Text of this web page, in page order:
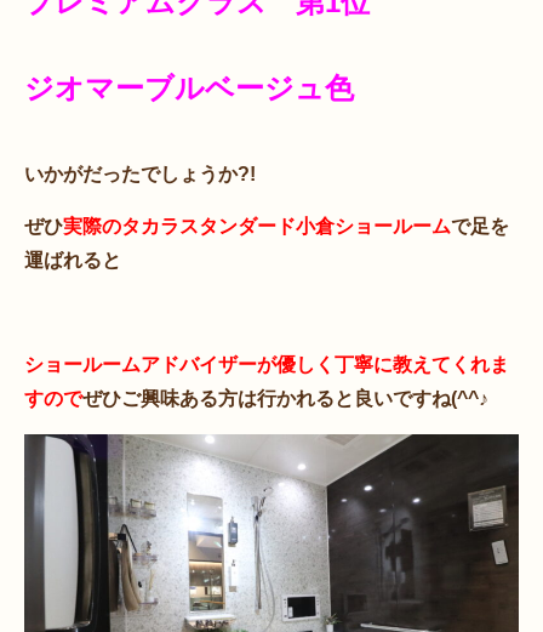
ジオマーブルベージュ色
いかがだったでしょうか?!
ぜひ実際のタカラスタンダード小倉ショールームで足を
運ばれると
ショールームアドバイザーが優しく丁寧に教えてくれま
すのでぜひご興味ある方は行かれると良いですね(^^♪